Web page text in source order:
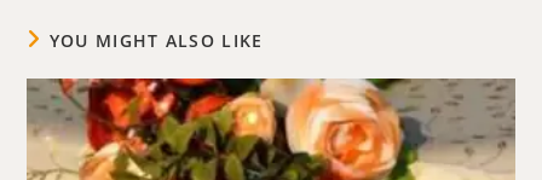
YOU MIGHT ALSO LIKE